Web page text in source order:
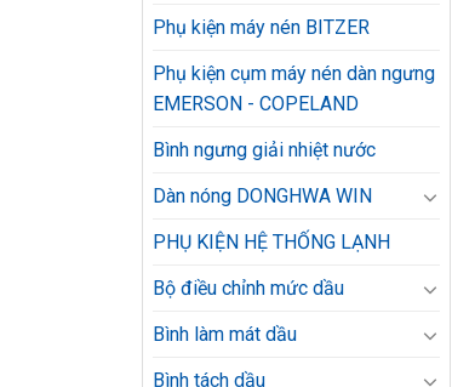
Phụ kiện máy nén BITZER
Phụ kiện cụm máy nén dàn ngưng
EMERSON - COPELAND
Bình ngưng giải nhiệt nước
Dàn nóng DONGHWA WIN
PHỤ KIỆN HỆ THỐNG LẠNH
Bộ điều chỉnh mức dầu
Bình làm mát dầu
Bình tách dầu